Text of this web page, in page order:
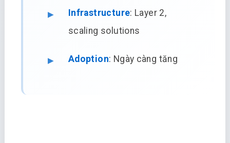
Infrastructure: Layer 2,
scaling solutions
Adoption: Ngày càng tăng